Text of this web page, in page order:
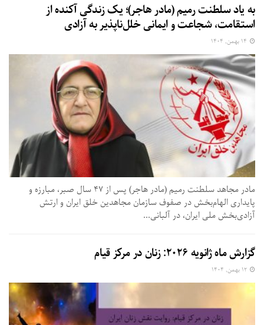
به یاد سلطنت رمیم (مادر هاجر)؛ یک زندگی‌ آکنده از
استقامت، شجاعت و ایمانی خلل‌ناپذیر به آزادی
مادر مجاهد سلطنت رمیم (مادر هاجر) پس از ۴۷ سال صبر، مبارزه و
پایداری الهام‌بخش در صفوف سازمان مجاهدین خلق ایران و ارتش
آزادی‌بخش ملی ایران، در آلبانی...
گزارش ماه ژانویه ۲۰۲۶: زنان در مرکز قیام